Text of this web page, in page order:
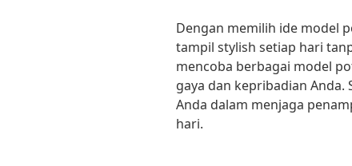
Dengan memilih ide model
tampil stylish setiap hari
mencoba berbagai model
gaya dan kepribadian
Anda dalam menjaga
hari.